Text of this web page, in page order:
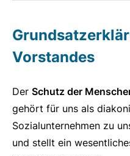
Vorstandes
Der Schutz der
gehört für uns als
Sozialunternehmen zu
und stellt ein